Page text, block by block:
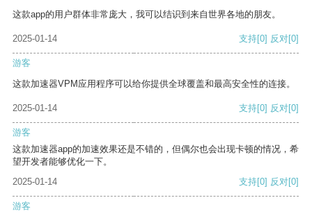
这款app的用户群体非常庞大，我可以结识到来自世界各地的朋友。
2025-01-14 支持[0] 反对[0]
游客
这款加速器VPM应用程序可以给你提供全球覆盖和最高安全性的连接。
2025-01-14 支持[0] 反对[0]
游客
这款加速器app的加速效果还是不错的，但偶尔也会出现卡顿的情况，希
望开发者能够优化一下。
2025-01-14
支持[0] 反对[0]
游客